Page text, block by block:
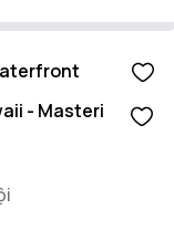
- Masteri